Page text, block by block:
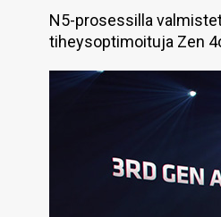
N5-prosessilla
tiheysoptimoituja Zen